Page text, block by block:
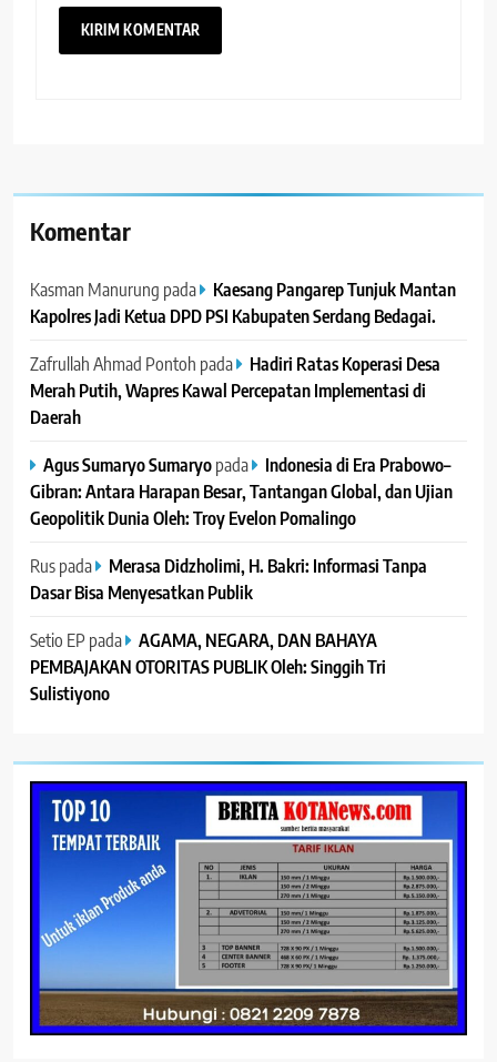
Komentar
Kasman Manurung pada
Kaesang Pangarep Tunjuk Mantan
Kapolres Jadi Ketua DPD PSI Kabupaten Serdang Bedagai. ‎ ‎
Zafrullah Ahmad Pontoh pada
Hadiri Ratas Koperasi Desa
Merah Putih, Wapres Kawal Percepatan Implementasi di
Daerah
Agus Sumaryo Sumaryopada
Indonesia di Era Prabowo–
Gibran: Antara Harapan Besar, Tantangan Global, dan Ujian
Geopolitik Dunia Oleh: Troy Evelon Pomalingo
Ruspada
Merasa Didzholimi, H. Bakri: Informasi Tanpa
Dasar Bisa Menyesatkan Publik
Setio EP pada
AGAMA, NEGARA, DAN BAHAYA
PEMBAJAKAN OTORITAS PUBLIK Oleh: Singgih Tri
Sulistiyono